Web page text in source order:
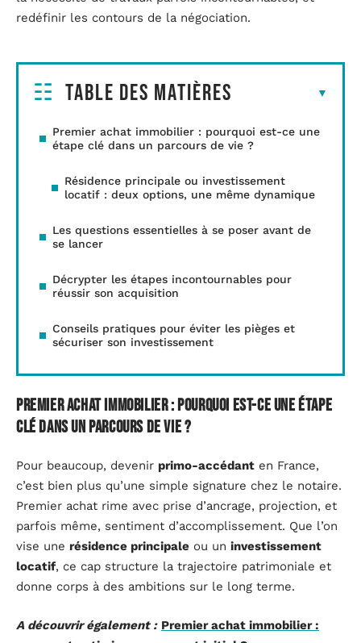
redéfinir les contours de la négociation.
Table des matières
Premier achat immobilier : pourquoi est-ce une
étape clé dans un parcours de vie ?
Résidence principale ou investissement
locatif : deux options, une même dynamique
Les questions essentielles à se poser avant de
se lancer
Décrypter les étapes incontournables pour
réussir son acquisition
Conseils pratiques pour éviter les pièges et
sécuriser son investissement
Premier achat immobilier : pourquoi est-ce une étape
clé dans un parcours de vie ?
Pour beaucoup, devenir primo-accédant en France,
c’est bien plus qu’une simple signature chez le notaire.
Premier achat rime avec prise d’ancrage, projection, et
parfois même, sentiment d’accomplissement. Que l’on
vise une résidence principale ou un investissement
locatif, ce cap structure la trajectoire patrimoniale et
donne corps à des ambitions sur le long terme.
A découvrir également : Premier achat immobilier :